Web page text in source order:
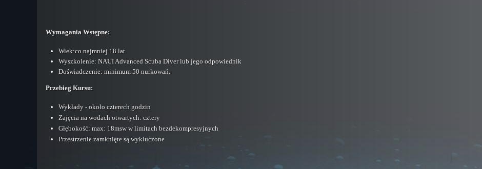
Wymagania Wstępne:
Wiek:co najmniej 18 lat
Wyszkolenie: NAUI Advanced Scuba Diver lub jego odpowiednik
Doświadczenie: minimum 50 nurkowań.
Przebieg Kursu:
Wykłady - około czterech godzin
Zajęcia na wodach otwartych: cztery
Głębokość: max: 18msw w limitach bezdekompresyjnych
Przestrzenie zamknięte są wykluczone